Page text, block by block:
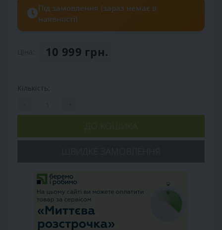
Під замовлення (зараз немає в
наявності)
10 999 грн.
Кількість:
ДО КОШИКА